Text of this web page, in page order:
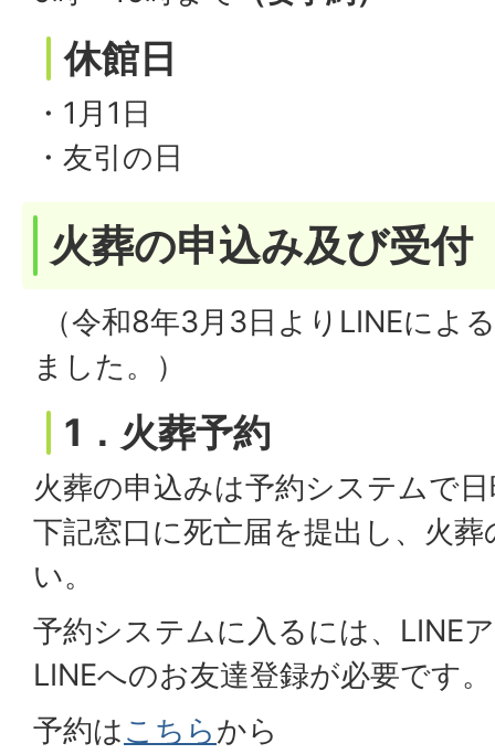
休館日
・1月1日
・友引の日
火葬の申込み及び受付
（令和8年3月3日よりLINEによ
ました。）
1．火葬予約
火葬の申込みは予約システムで
下記窓口に死亡届を提出し、火
い。
予約システムに入るには、LINE
LINEへのお友達登録が必要です。
予約はこちらから